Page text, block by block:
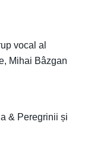
vocal al
Mihai Bâzgan
& Peregrinii și